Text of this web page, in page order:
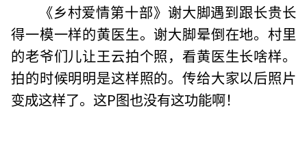
《乡村爱情第十部》谢大脚遇到跟长贵长
得一模一样的黄医生。谢大脚晕倒在地。村里
的老爷们儿让王云拍个照，看黄医生长啥样。
拍的时候明明是这样照的。传给大家以后照片
变成这样了。这P图也没有这功能啊！